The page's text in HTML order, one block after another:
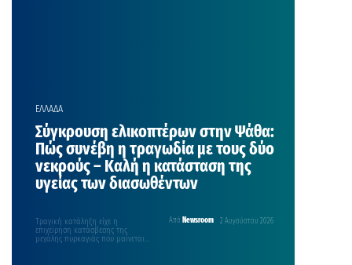
ΕΛΛΑΔΑ
Σύγκρουση ελικοπτέρων στην Ψάθα:
Πώς συνέβη η τραγωδία με τους δύο
νεκρούς – Καλή η κατάσταση της
υγείας των διασωθέντων
Από Newsroom 2 Αυγούστου 2026
Τραγική κατάληξη είχε η
επιχείρηση κατάσβεσης της
μεγάλης πυρκαγιάς που μαίνεται